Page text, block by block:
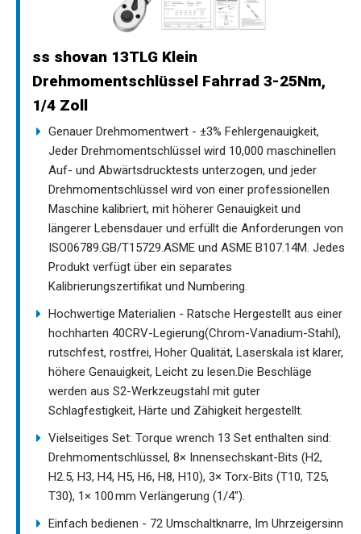
ss shovan 13TLG Klein
Drehmomentschlüssel Fahrrad 3-25Nm,
1/4 Zoll
Genauer Drehmomentwert - ±3% Fehlergenauigkeit,
Jeder Drehmomentschlüssel wird 10,000 maschinellen
Auf- und Abwärtsdrucktests unterzogen, und jeder
Drehmomentschlüssel wird von einer professionellen
Maschine kalibriert, mit höherer Genauigkeit und
längerer Lebensdauer und erfüllt die Anforderungen von
ISO06789.GB/T15729.ASME und ASME B107.14M. Jedes
Produkt verfügt über ein separates
Kalibrierungszertifikat und Numbering.
Hochwertige Materialien - Ratsche Hergestellt aus einer
hochharten 40CRV-Legierung(Chrom-Vanadium-Stahl),
rutschfest, rostfrei, Hoher Qualität, Laserskala ist klarer,
höhere Genauigkeit, Leicht zu lesen.Die Beschläge
werden aus S2-Werkzeugstahl mit guter
Schlagfestigkeit, Härte und Zähigkeit hergestellt.
Vielseitiges Set: Torque wrench 13 Set enthalten sind:
Drehmomentschlüssel, 8× Innensechskant-Bits (H2,
H2.5, H3, H4, H5, H6, H8, H10), 3× Torx-Bits (T10, T25,
T30), 1× 100 mm Verlängerung (1/4").
Einfach bedienen - 72 Umschaltknarre, Im Uhrzeigersinn